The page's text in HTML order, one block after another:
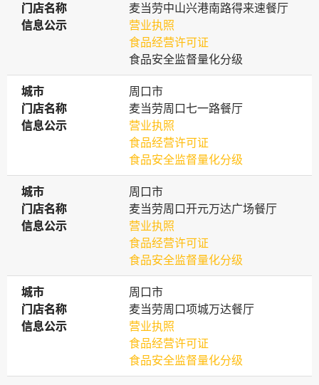
门店名称
门店名称
麦当劳中山兴港南路得来速餐厅
信息公示
信息公示
营业执照
食品经营许可证
食品安全监督量化分级
城市
城市
周口市
门店名称
门店名称
麦当劳周口七一路餐厅
信息公示
信息公示
营业执照
食品经营许可证
食品安全监督量化分级
城市
城市
周口市
门店名称
门店名称
麦当劳周口开元万达广场餐厅
信息公示
信息公示
营业执照
食品经营许可证
食品安全监督量化分级
城市
城市
周口市
门店名称
门店名称
麦当劳周口项城万达餐厅
信息公示
信息公示
营业执照
食品经营许可证
食品安全监督量化分级